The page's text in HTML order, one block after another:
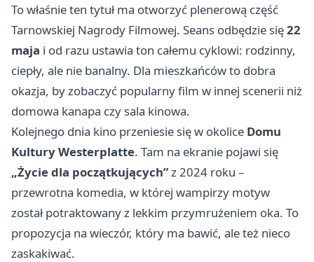
To właśnie ten tytuł ma otworzyć plenerową część
Tarnowskiej Nagrody Filmowej. Seans odbędzie się22
maja i od razu ustawia ton całemu cyklowi: rodzinny,
ciepły, ale nie banalny. Dla mieszkańców to dobra
okazja, by zobaczyć popularny film w innej scenerii niż
domowa kanapa czy sala kinowa.
Kolejnego dnia kino przeniesie się w okolice Domu
Kultury Westerplatte. Tam na ekranie pojawi się
„Życie dla początkujących”z 2024 roku –
przewrotna komedia, w której wampirzy motyw
został potraktowany z lekkim przymrużeniem oka. To
propozycja na wieczór, który ma bawić, ale też nieco
zaskakiwać.